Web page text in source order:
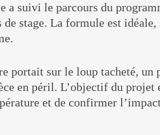
a suivi le parcours du
stage. La formule est idéale,
portait sur le loup tacheté, un
en péril. L’objectif du projet
et de confirmer